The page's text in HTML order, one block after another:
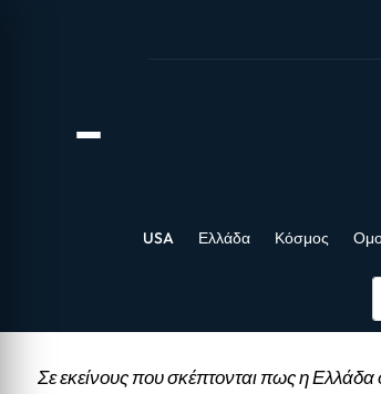
USA Ελλάδα Κόσμος
Σε εκείνους που σκέπτονται πως η